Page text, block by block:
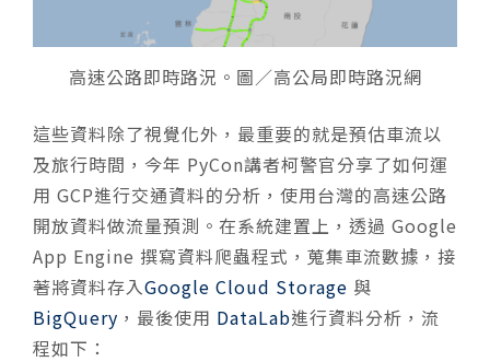
高速公路即時路況。圖／高公局即時路況網
這些資料除了視覺化外，最重要的就是預估車流以
及旅行時間，今年 PyCon講者柯警官分享了如何運
用 GCP進行交通資料的分析，使用台灣的高速公路
開放資料做流量預測。在系統建置上，透過 Google
App Engine 撰寫資料爬蟲程式，蒐集車流數據，接
著將資料存入Google Cloud Storage 與
BigQuery ，最後使用 DataLab進行資料分析，流
程如下：